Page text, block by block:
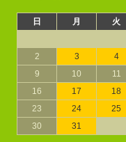
日 月 火
2
3 4
9
10 11
16
17 18
23
24 25
30
31